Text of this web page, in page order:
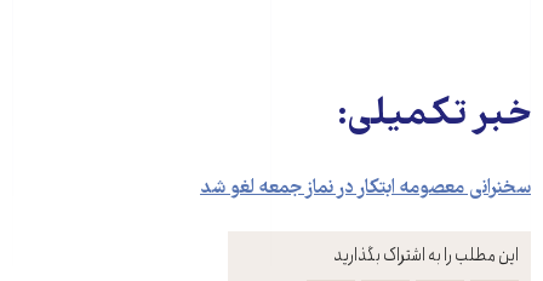
این مطلب را به اشتراک بگذارید
خبر تکمیلی:
سخنرانی معصومه ابتکار در نماز جمعه لغو شد